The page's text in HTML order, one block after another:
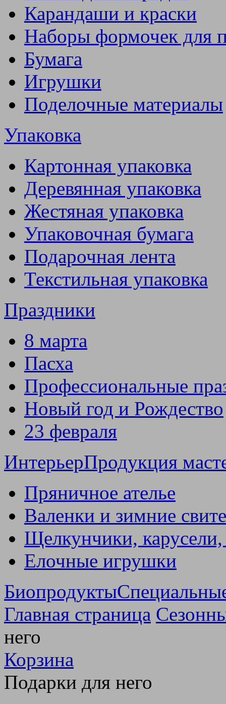
Карандаши и краски
Наборы формочек для
Бумага
Игрушки
Поделочные материалы
Упаковка
Картонная упаковка
Деревянная упаковка
Жестяная упаковка
Упаковочная бумага
Подарочная лента
Текстильная упаковка
Праздники
8 марта
Пасха
Профессиональные
Новый год и Рождество
23 февраля
ИнтерьерПродукция
Пряничное ателье
Валенки и зимние
Щелкунчики, карусели,
Елочные игрушки
Биопродукты
Главная страница
него
Корзина
Подарки для него